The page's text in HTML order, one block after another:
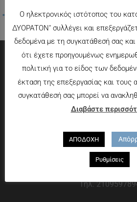
← Προηγούμενο Πολυμέσα
Τρόποι
Τρόποι
Που θα μας
Χαροκόπου 13-15,
Τηλ.
Ο ηλεκτρονικός ιστότοπος του
ΔΥΟΡΑΤΟΝ" συλλέγει και
δεδομένα με τη συγκατάθεσή σας
ότι έχετε προηγουμένως
πολιτική για το είδος των
έκταση της επεξεργασίας και
συγκατάθεσή σας μπορεί να
Διαβάστε
ΑΠΟΔΟΧΗ
Ρυθμίσεις